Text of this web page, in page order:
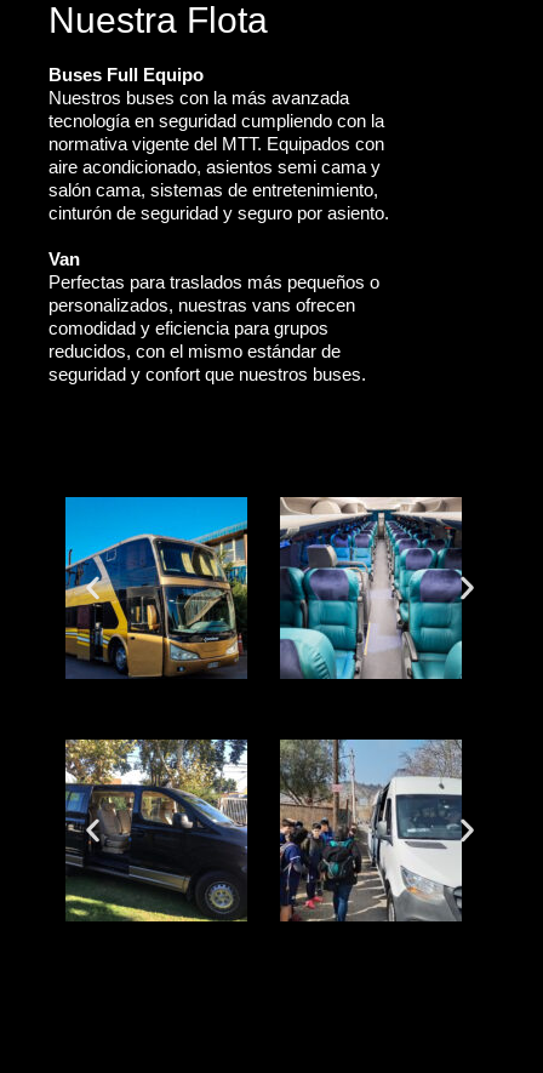
Nuestra Flota
Buses Full Equipo
Nuestros buses con la más avanzada
tecnología en seguridad cumpliendo con la
normativa vigente del MTT. Equipados con
aire acondicionado, asientos semi cama y
salón cama, sistemas de entretenimiento,
cinturón de seguridad y seguro por asiento.
Van
Perfectas para traslados más pequeños o
personalizados, nuestras vans ofrecen
comodidad y eficiencia para grupos
reducidos, con el mismo estándar de
seguridad y confort que nuestros buses.